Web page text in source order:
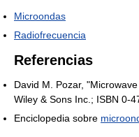
Microondas
Radiofrecuencia
Referencias
David M. Pozar,
Wiley & Sons Inc.; ISBN 0-
Enciclopedia sobre